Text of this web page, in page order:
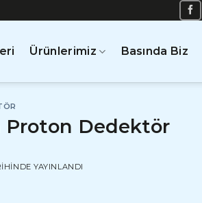
Ürünlerimiz Basında Biz
Proton Dedektör
YAYINLANDI